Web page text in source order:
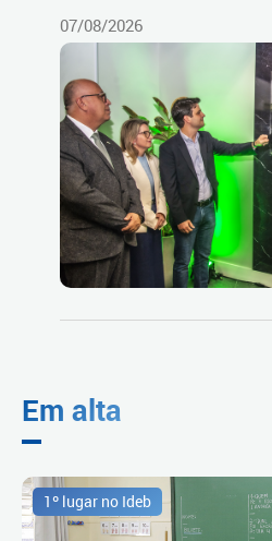
07/08/2026
Em alta
1º lugar no Ideb